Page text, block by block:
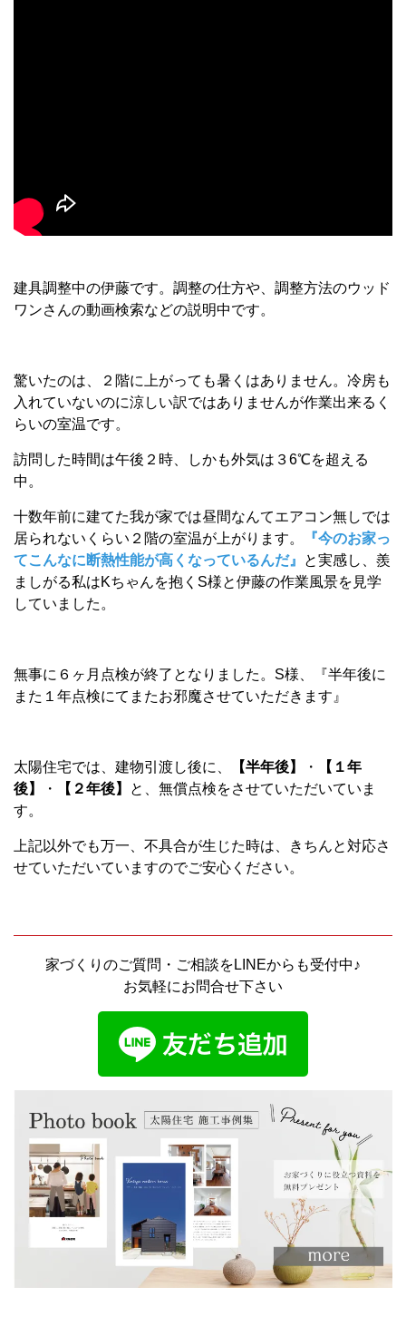
建具調整中の伊藤です。調整の仕方や、調整方法のウッド
ワンさんの動画検索などの説明中です。
驚いたのは、２階に上がっても暑くはありません。冷房も
入れていないのに涼しい訳ではありませんが作業出来るく
らいの室温です。
訪問した時間は午後２時、しかも外気は３6℃を超える
中。
十数年前に建てた我が家では昼間なんてエアコン無しでは
居られないくらい２階の室温が上がります。
『今のお家っ
てこんなに断熱性能が高くなっているんだ』
と実感し、羨
ましがる私はKちゃんを抱くS様と伊藤の作業風景を見学
していました。
無事に６ヶ月点検が終了となりました。S様、『半年後に
また１年点検にてまたお邪魔させていただきます』
太陽住宅では、建物引渡し後に、 【半年後】 ・
【１年
後】
・ 【２年後】
と、無償点検をさせていただいていま
す。
上記以外でも万一、不具合が生じた時は、きちんと対応さ
せていただいていますのでご安心ください。
家づくりのご質問・ご相談をLINEからも受付中♪
お気軽にお問合せ下さい